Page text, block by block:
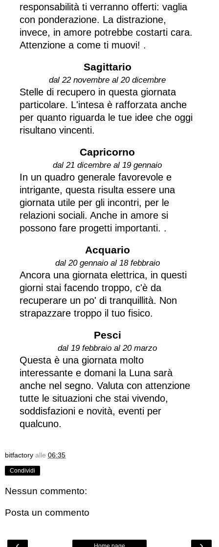
responsabilità ti verranno offerti: vaglia
con ponderazione. La distrazione,
invece, in amore potrebbe costarti cara.
Attenzione a come ti muovi! .
Sagittario
dal 22 novembre al 20 dicembre
Stelle di recupero in questa giornata
particolare. L'intesa è rafforzata anche
per quanto riguarda le tue idee che oggi
risultano vincenti.
Capricorno
dal 21 dicembre al 19 gennaio
In un quadro generale favorevole e
intrigante, questa risulta essere una
giornata utile per gli incontri, per le
relazioni sociali. Anche in amore si
possono fare progetti importanti. .
Acquario
dal 20 gennaio al 18 febbraio
Ancora una giornata elettrica, in questi
giorni stai facendo troppo, c'è da
recuperare un po' di tranquillità. Non
strapazzare troppo il tuo fisico.
Pesci
dal 19 febbraio al 20 marzo
Questa è una giornata molto
interessante e domani la Luna sarà
anche nel segno. Valuta con attenzione
tutte le situazioni che stai vivendo,
soddisfazioni e novità, eventi per
qualcuno.
bitfactory alle 06:35
Condividi
Nessun commento:
Posta un commento